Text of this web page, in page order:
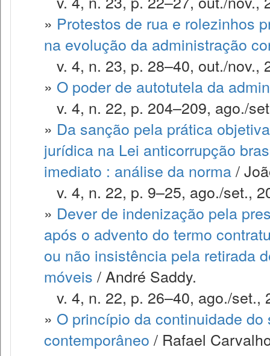
» Protestos de rua e rolezinhos
na evolução da administração
v. 4, n. 23, p. 28–40, out./nov.,
» O poder de autotutela da
v. 4, n. 22, p. 204–209, ago./
» Da sanção pela prática
jurídica na Lei anticorrupção
imediato : análise da norma/
v. 4, n. 22, p. 9–25, ago./set.,
» Dever de indenização pela
após o advento do termo
ou não insistência pela retirada
móveis / André Saddy.
v. 4, n. 22, p. 26–40, ago./set.,
» O princípio da continuidade
contemporâneo / Rafael